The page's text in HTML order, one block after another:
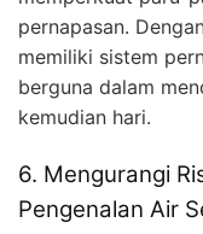
pernapasan.
memiliki sistem
berguna dalam
kemudian hari.
6. Mengurangi
Pengenalan Air